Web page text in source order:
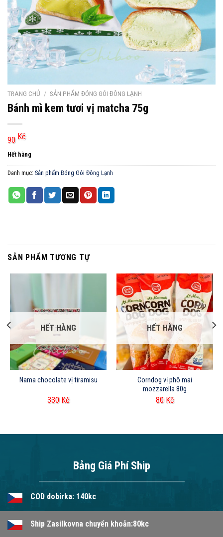
TRANG CHỦ / SẢN PHẨM ĐÓNG GÓI ĐÔNG LẠNH
Bánh mì kem tươi vị matcha 75g
90 Kč
Hết hàng
Danh mục: Sản phẩm Đóng Gói Đông Lạnh
SẢN PHẨM TƯƠNG TỰ
HẾT HÀNG
Nama chocolate vị tiramisu
330 Kč
HẾT HÀNG
Corndog vị phô mai
mozzarella 80g
80 Kč
Bảng Giá Phí Ship
COD dobirka: 140kc
Ship Zasilkovna chuyển khoản:80kc